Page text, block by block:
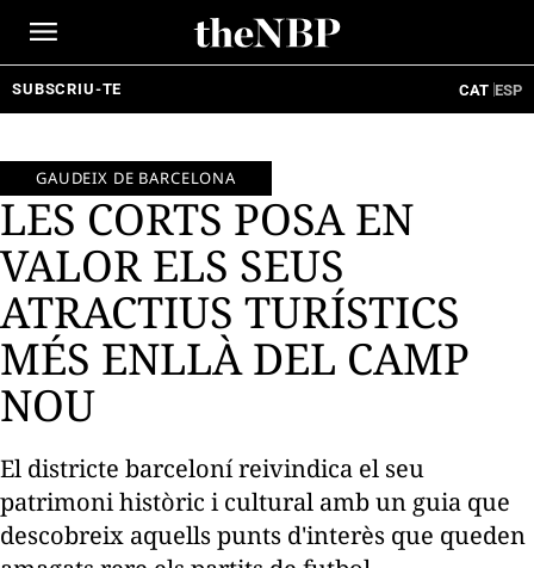
SUBSCRIU-TE CAT ESP
GAUDEIX DE BARCELONA
LES CORTS POSA EN
VALOR ELS SEUS
ATRACTIUS TURÍSTICS
MÉS ENLLÀ DEL CAMP
NOU
El districte barceloní reivindica el seu
patrimoni històric i cultural amb un guia que
descobreix aquells punts d'interès que queden